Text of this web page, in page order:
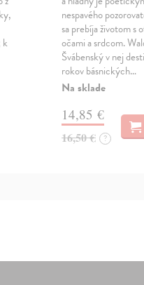
k
nespavého
sa prebíja životom s
očami a srdcom.
Švábenský v nej
rokov básnických…
Na sklade
14,85 €
16,50 € ?